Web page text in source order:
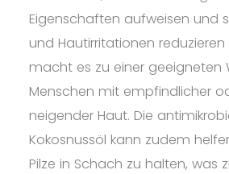
Eigenschaften aufweisen und
und Hautirritationen reduzieren
macht es zu einer geeigneten
Menschen mit empfindlicher
neigender Haut. Die
Kokosnussöl kann zudem
Pilze in Schach zu halten, was